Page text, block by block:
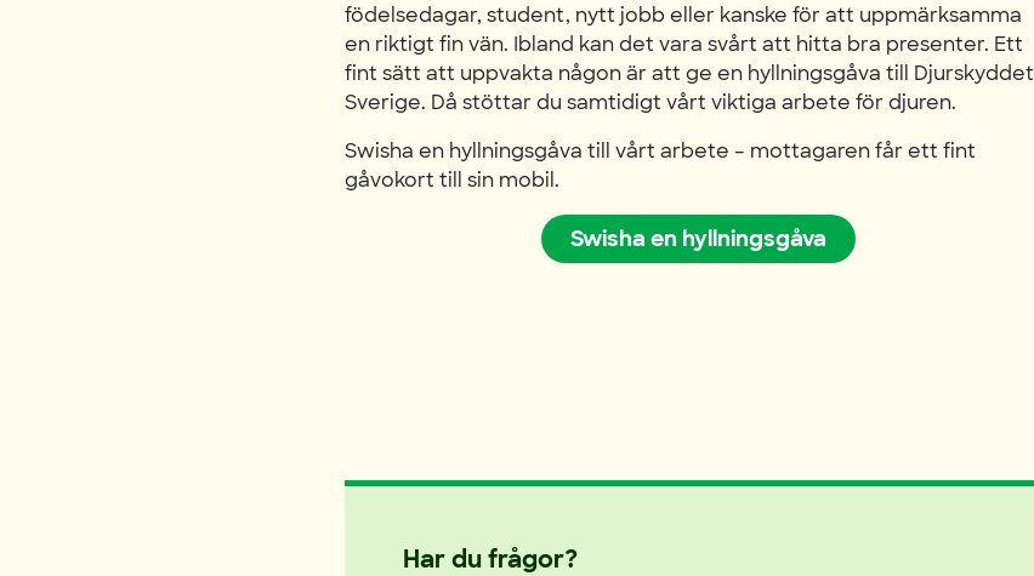
födelsedagar, student, nytt jobb eller kanske för att uppmärksamma
en riktigt fin vän. Ibland kan det vara svårt att hitta bra presenter. Ett
fint sätt att uppvakta någon är att ge en hyllningsgåva till Djurskyddet
Sverige. Då stöttar du samtidigt vårt viktiga arbete för djuren.
Swisha en hyllningsgåva till vårt arbete – mottagaren får ett fint
gåvokort till sin mobil.
Swisha en hyllningsgåva
Har du frågor?